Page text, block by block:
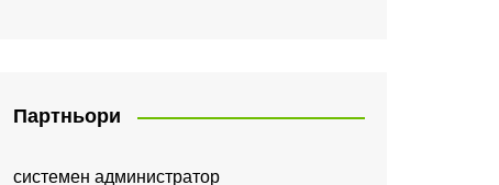
Партньори
системен администратор